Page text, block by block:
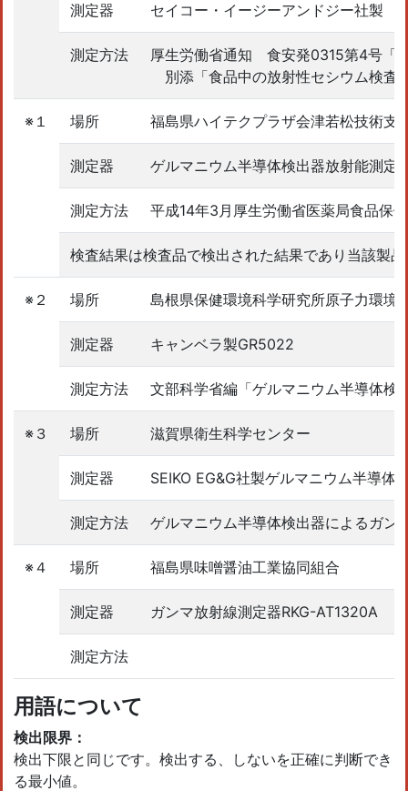
測定器 セイコー・イージーアンドジー社製
測定方法
厚生労働省通知 食安発0315第4号「
別添「食品中の放射性セシウム検査
※１ 場所 福島県ハイテクプラザ会津若松技術支
測定器 ゲルマニウム半導体検出器放射能測
測定方法 平成14年3月厚生労働省医薬局食品保
検査結果は検査品で検出された結果であり当該製
※２ 場所 島根県保健環境科学研究所原子力環境
測定器 キャンベラ製GR5022
測定方法 文部科学省編「ゲルマニウム半導体検
※３ 場所 滋賀県衛生科学センター
測定器 SEIKO EG&G社製ゲルマニウム半導体
測定方法 ゲルマニウム半導体検出器によるガン
※４ 場所 福島県味噌醤油工業協同組合
測定器 ガンマ放射線測定器RKG-AT1320A
測定方法
用語について
検出限界：
検出下限と同じです。検出する、しないを正確に判断でき
る最小値。